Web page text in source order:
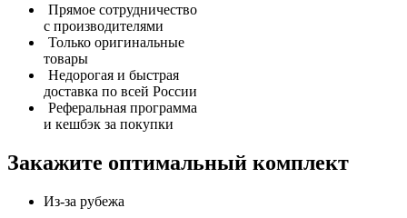
Прямое сотрудничество
с производителями
Только оригинальные
товары
Недорогая и быстрая
доставка по всей России
Реферальная программа
и кешбэк за покупки
Закажите оптимальный комплект
Из-за рубежа